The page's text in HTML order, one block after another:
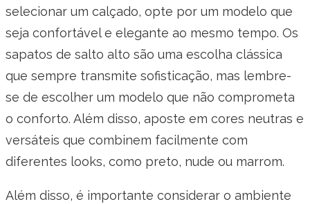
selecionar um calçado, opte por um modelo que
seja confortável e elegante ao mesmo tempo. Os
sapatos de salto alto são uma escolha clássica
que sempre transmite sofisticação, mas lembre-
se de escolher um modelo que não comprometa
o conforto. Além disso, aposte em cores neutras e
versáteis que combinem facilmente com
diferentes looks, como preto, nude ou marrom.
Além disso, é importante considerar o ambiente